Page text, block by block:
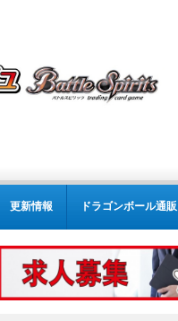
更新情報 ドラゴンボール通販